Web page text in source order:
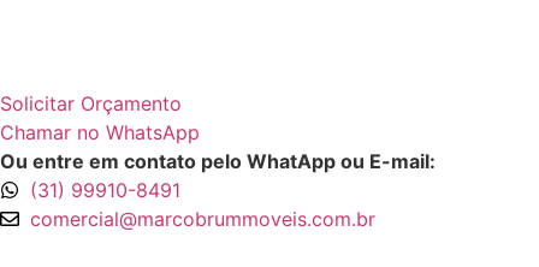
Solicitar Orçamento
Chamar no WhatsApp
Ou entre em contato pelo WhatApp ou E-mail:
(31) 99910-8491
comercial@marcobrummoveis.com.br